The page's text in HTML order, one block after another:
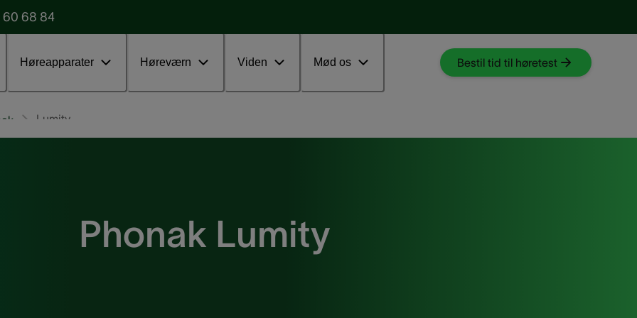
60 68 84
Høreapparater Høreværn Viden Mød os Bestil tid til høretest
Udfyld vores formular Test uden ventetid
Lumity
Phonak Lumity